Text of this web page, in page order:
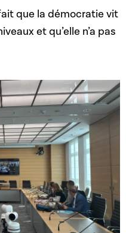
que la démocratie vit
et qu’elle n’a pas